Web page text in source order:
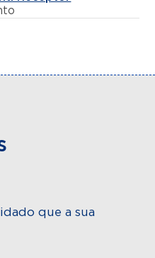
que a sua